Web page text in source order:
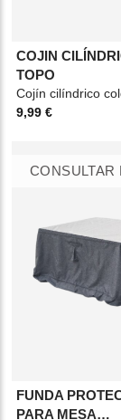
COJIN
TOPO
9,99 €
CONSULTAR
FUNDA
PARA MESA